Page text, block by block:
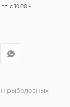
с 10.00 -
рыболовных